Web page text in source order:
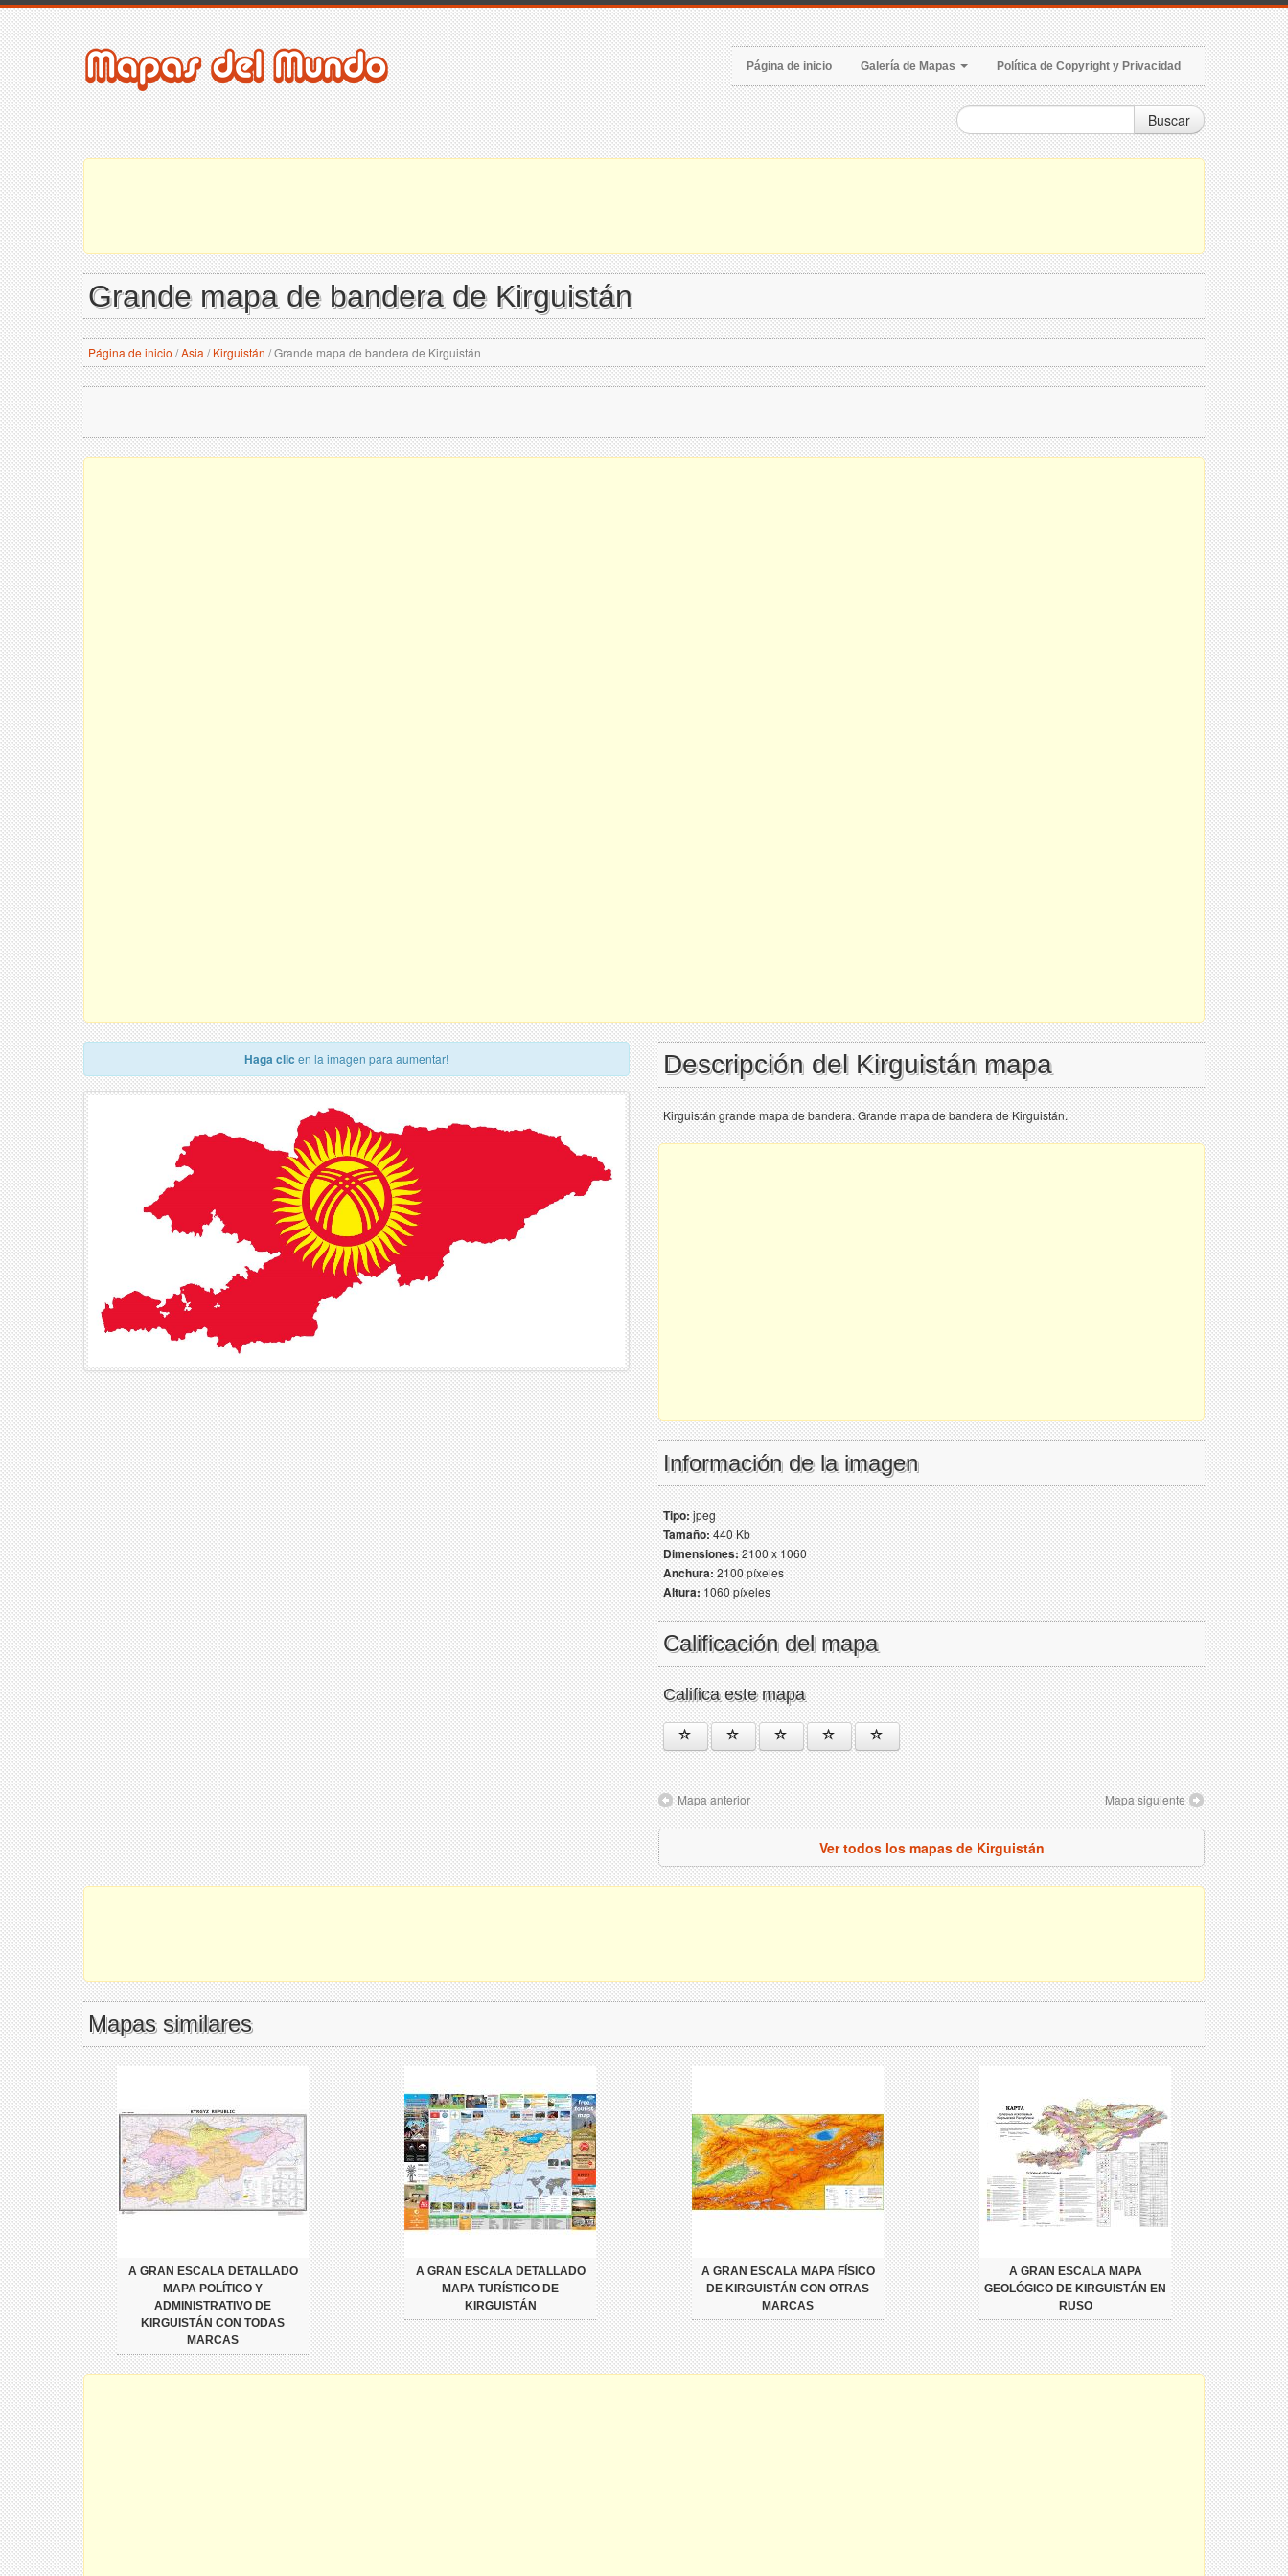
Página de inicio Galería de Mapas Política de Copyright y Privacidad
Buscar
Grande mapa de bandera de Kirguistán
Página de inicio /Asia / Kirguistán /Grande mapa de bandera de Kirguistán
Haga clic en la imagen para aumentar! Descripción del Kirguistán mapa
Kirguistán grande mapa de bandera. Grande mapa de bandera de Kirguistán.
Información de la imagen
Tipo:jpeg
Tamaño:440 Kb
Dimensiones:2100 x 1060
Anchura:2100 píxeles
Altura:1060 píxeles
Calificación del mapa
Califica este mapa
Mapa anterior Mapa siguiente
Ver todos los mapas de Kirguistán
Mapas similares
A GRAN ESCALA DETALLADO
MAPA POLÍTICO Y
ADMINISTRATIVO DE
KIRGUISTÁN CON TODAS
MARCAS
A GRAN ESCALA DETALLADO
MAPA TURÍSTICO DE
KIRGUISTÁN
A GRAN ESCALA MAPA FÍSICO
DE KIRGUISTÁN CON OTRAS
MARCAS
A GRAN ESCALA MAPA
GEOLÓGICO DE KIRGUISTÁN EN
RUSO